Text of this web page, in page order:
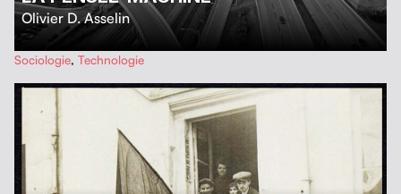
Olivier D. Asselin
…
Sociologie, Technologie